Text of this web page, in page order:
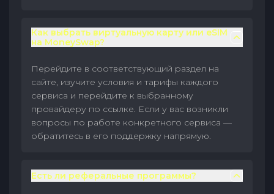
Как выбрать виртуальную карту или eSIM
на MoneySwap?
Перейдите в соответствующий раздел на
сайте, изучите условия и тарифы каждого
сервиса и перейдите к выбранному
провайдеру по ссылке. Если у вас возникли
вопросы по работе конкретного сервиса —
обратитесь в его поддержку напрямую.
Есть ли реферальные программы?